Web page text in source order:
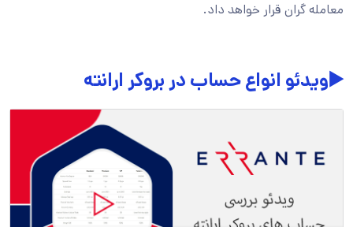
معامله گران قرار خواهد داد.
▶️ویدئو انواع حساب در بروکر ارانته